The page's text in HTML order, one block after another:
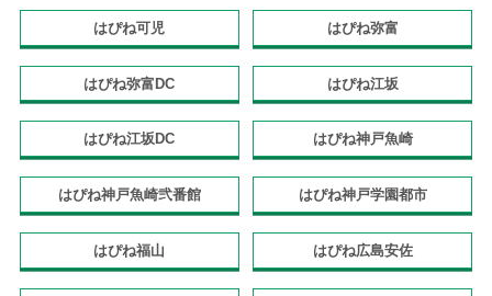
はぴね可児 はぴね弥富
はぴね弥富DC はぴね江坂
はぴね江坂DC はぴね神戸魚崎
はぴね神戸魚崎弐番館 はぴね神戸学園都市
はぴね福山 はぴね広島安佐